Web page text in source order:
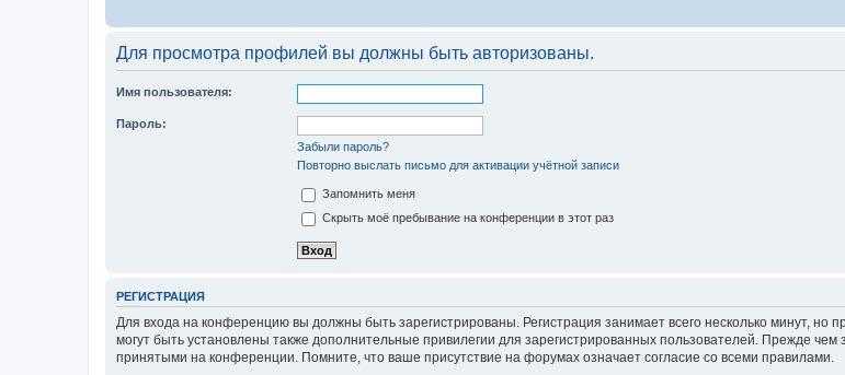
Для просмотра профилей вы должны быть авторизованы.
Имя пользователя:
Пароль:
Забыли пароль?
Повторно выслать письмо для активации учётной записи
Запомнить меня
Скрыть моё пребывание на конференции в этот раз
РЕГИСТРАЦИЯ
Для входа на конференцию вы должны быть зарегистрированы. Регистрация занимает всего несколько минут,
могут быть установлены также дополнительные привилегии для зарегистрированных пользователей. Прежде чем
принятыми на конференции. Помните, что ваше присутствие на форумах означает согласие со всеми правилами.